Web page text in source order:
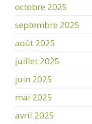
octobre 2025
septembre 2025
août 2025
juillet 2025
juin 2025
mai 2025
avril 2025